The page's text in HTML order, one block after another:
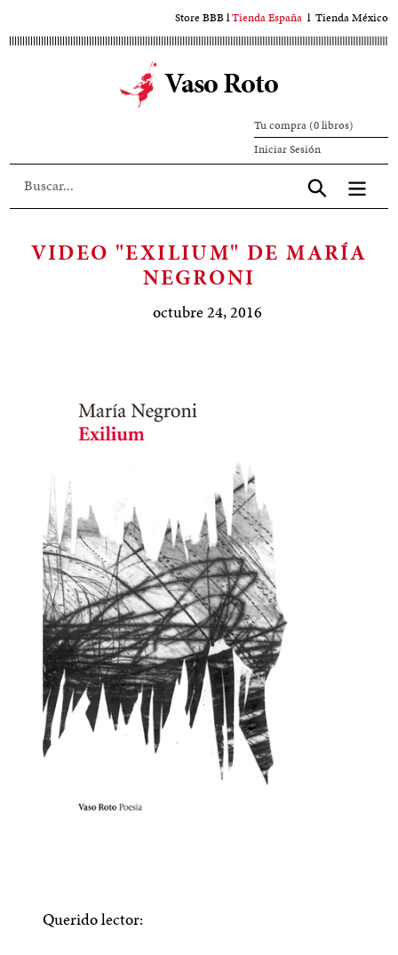
al
Store BBBlTienda España l Tienda México
Vaso Roto
Tu compra (0 libros)
Iniciar SesiónIniciar
sesión
Aceptar
VIDEO "EXILIUM" DE MARÍA
NEGRONI
octubre 24, 2016
Querido lector: